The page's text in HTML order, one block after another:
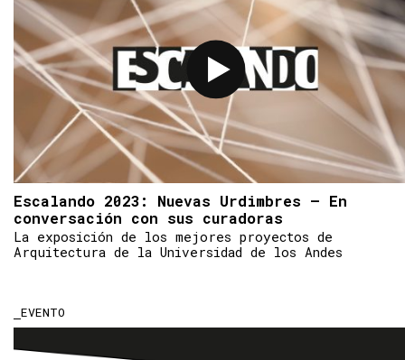
Escalando 2023: Nuevas Urdimbres – En
conversación con sus curadoras
La exposición de los mejores proyectos de
Arquitectura de la Universidad de los Andes
EVENTO